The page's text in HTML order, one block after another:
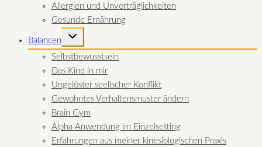
Allergien und Unverträglichkeiten
Gesunde Ernährung
Balancen
UNTERMENÜ
UMSCHALTEN
Selbstbewusstsein
Das Kind in mir
Ungelöster seelischer Konflikt
Gewohntes Verhaltensmuster ändern
Brain Gym
Alpha Anwendung im Einzelsetting
Erfahrungen aus meiner kinesiologischen Praxis